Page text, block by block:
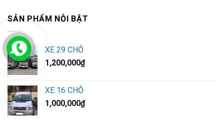
SẢN PHẨM NỖI BẬT
XE 29 CHỖ
1,200,000₫
XE 16 CHỖ
1,000,000₫